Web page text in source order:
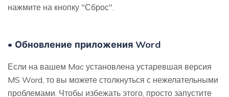
нажмите на кнопку "Сброс".
• Обновление приложения Word
Если на вашем Mac установлена устаревшая версия
MS Word, то вы можете столкнуться с нежелательными
проблемами. Чтобы избежать этого, просто запустите